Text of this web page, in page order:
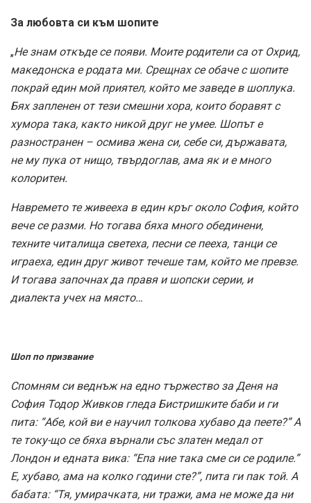
За любовта си към шопите
„Не знам откъде се появи. Моите родители са от Охрид,
македонска е родата ми. Срещнах се обаче с шопите
покрай един мой приятел, който ме заведе в шоплука.
Бях запленен от тези смешни хора, които боравят с
хумора така, както никой друг не умее. Шопът е
разностранен – осмива жена си, себе си, държавата,
не му пука от нищо, твърдоглав, ама як и е много
колоритен.
Навремето те живееха в един кръг около София, който
вече се разми. Но тогава бяха много обединени,
техните читалища светеха, песни се пееха, танци се
играеха, един друг живот течеше там, който ме превзе.
И тогава започнах да правя и шопски серии, и
диалекта учех на място…
Шоп по призвание
Спомням си веднъж на едно тържество за Деня на
София Тодор Живков гледа Бистришките баби и ги
пита: “Абе, кой ви е научил толкова хубаво да пеете?” А
те току-що се бяха върнали със златен медал от
Лондон и едната вика: “Епа ние така сме си се родиле.”
Е, хубаво, ама на колко години сте?”, пита ги пак той. А
бабата: “Тя, умирачката, ни тражи, ама не може да ни